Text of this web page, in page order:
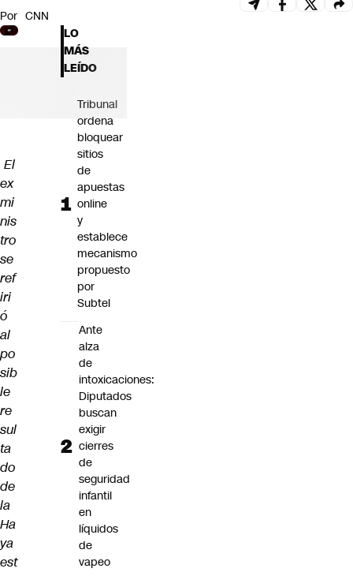
Por CNN
El
ex
mi
nis
tro
se
ref
iri
ó
al
po
sib
le
re
sul
ta
do
de
la
Ha
ya
est
LO
MÁS
LEÍDO
Tribunal
ordena
bloquear
sitios
de
apuestas
online
y
establece
mecanismo
propuesto
por
Subtel
Ante
alza
de
intoxicaciones:
Diputados
buscan
exigir
cierres
de
seguridad
infantil
en
líquidos
de
vapeo